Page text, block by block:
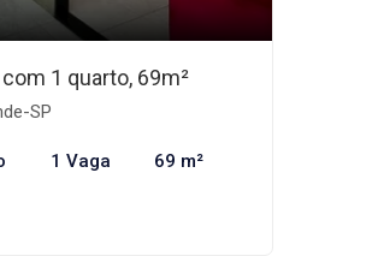
1 quarto, 69m²
SP
1 Vaga 69 m²